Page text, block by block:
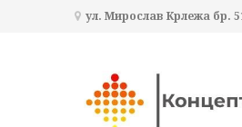
ул. Мирослав Крлежа бр.